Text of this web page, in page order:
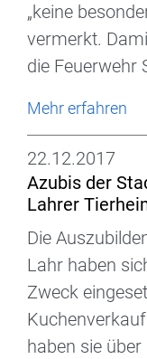
„keine
vermerkt.
die Feuerwehr
Mehr erfahren
22.12.2017
Azubis der
Lahrer
Die
Lahr haben
Zweck
haben sie